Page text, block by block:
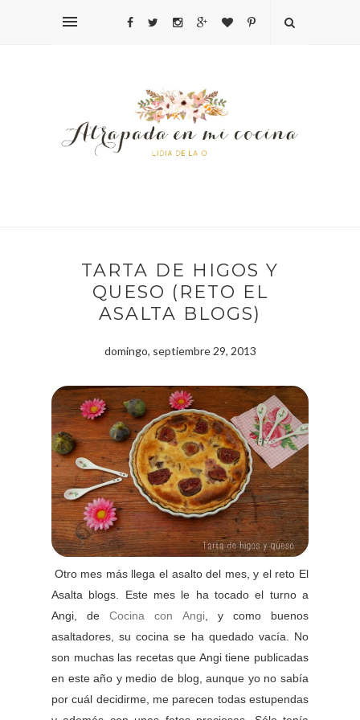
TARTA DE HIGOS Y
QUESO (RETO EL
ASALTA BLOGS)
domingo, septiembre 29, 2013
Otro mes más llega el asalto del mes, y el reto El
Asalta blogs. Este mes le ha tocado el turno a
Angi, deCocina con Angi, y como buenos
asaltadores, su cocina se ha quedado vacía. No
son muchas las recetas que Angi tiene publicadas
en este año y medio de blog, aunque yo no sabía
por cuál decidirme, me parecen todas estupendas